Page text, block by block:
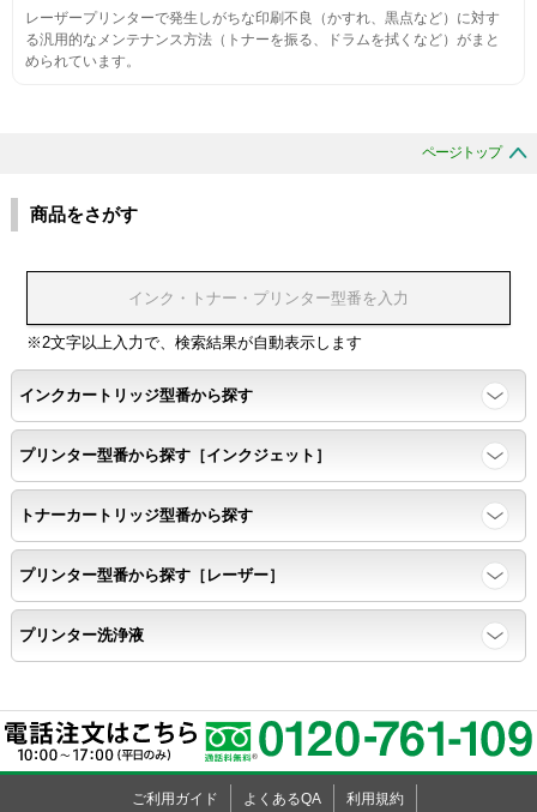
生涯印刷
印刷耐久性
ページ印刷可能枚数・連続印刷時の安定性・経時変化の影響の確
認
寿命レポート
ページ収量、1,000ページあたりのパウダー消費量、転写率、
SAD値を計測
落下試験
外観
レーザープリンターで発生しがちな印刷不良（かすれ、黒点など）に対す
る汎用的なメンテナンス方法（トナーを振る、ドラムを拭くなど）がまと
められています。
ページトップ
商品をさがす
※2文字以上入力で、検索結果が自動表示します
インクカートリッジ型番から探す
プリンター型番から探す［インクジェット］
トナーカートリッジ型番から探す
プリンター型番から探す［レーザー］
プリンター洗浄液
ご利用ガイド よくあるQA 利用規約